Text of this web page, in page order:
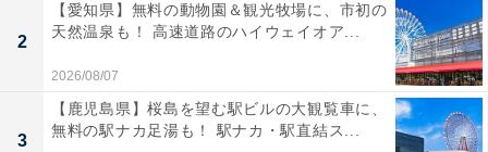
2
【愛知県】無料の動物園＆観光牧場に、市初の
天然温泉も！ 高速道路のハイウェイオア...
2026/08/07
3
【鹿児島県】桜島を望む駅ビルの大観覧車に、
無料の駅ナカ足湯も！ 駅ナカ・駅直結ス...